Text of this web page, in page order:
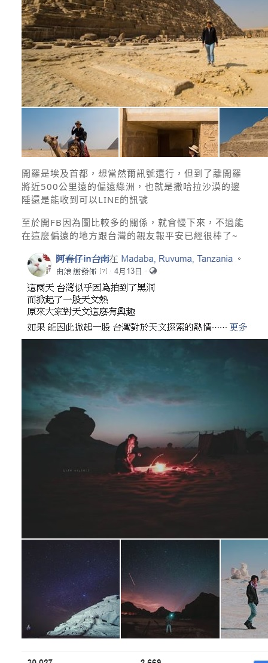
開羅是埃及首都，想當然爾訊號還行，但到了離開羅
將近500公里遠的偏遠綠洲，也就是撒哈拉沙漠的邊
陲還是能收到可以LINE的訊號
至於開FB因為圖比較多的關係，就會慢下來，不過能
在這麼偏遠的地方跟台灣的親友報平安已經很棒了~